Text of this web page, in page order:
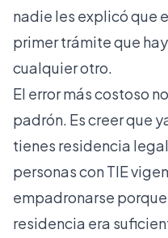
nadie les explicó que
primer trámite que
cualquier otro.
El error más costoso
padrón. Es creer que
tienes residencia
personas con TIE
empadronarse
residencia era